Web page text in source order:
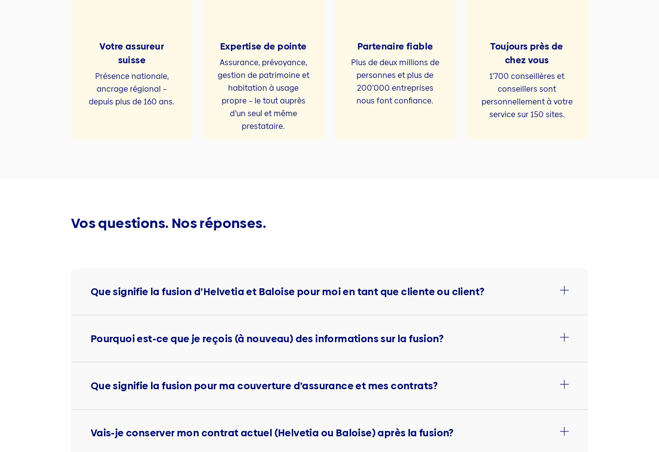
Votre assureur
suisse
Présence nationale,
ancrage régional –
depuis plus de 160 ans.
Expertise de pointe
Assurance, prévoyance,
gestion de patrimoine et
habitation à usage
propre – le tout auprès
d’un seul et même
prestataire.
Partenaire fiable
Plus de deux millions de
personnes et plus de
200’000 entreprises
nous font confiance.
Toujours près de
chez vous
1’700 conseillères et
conseillers sont
personnellement à votre
service sur 150 sites.
Vos questions. Nos réponses.
Que signifie la fusion d’Helvetia et Baloise pour moi en tant que cliente ou client?
Pourquoi est-ce que je reçois (à nouveau) des informations sur la fusion?
Que signifie la fusion pour ma couverture d’assurance et mes contrats?
Vais-je conserver mon contrat actuel (Helvetia ou Baloise) après la fusion?